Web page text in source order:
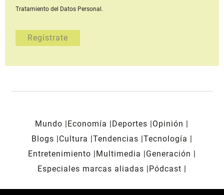
Tratamiento del Datos Personal.
Mundo Economía Deportes
Opinión
Blogs
Cultura Tendencias Tecnología
Entretenimiento
Multimedia
Generación
Especiales marcas aliadas
Pódcast